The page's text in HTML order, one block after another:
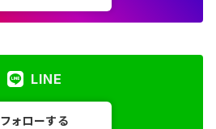
LINE
フォローする